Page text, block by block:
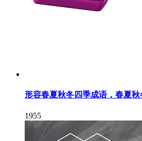
形容春夏秋冬四季成语，春夏
1955